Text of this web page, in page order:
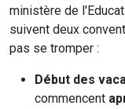
ministère de
suivent deux
pas se tromper :
Début des
commencent